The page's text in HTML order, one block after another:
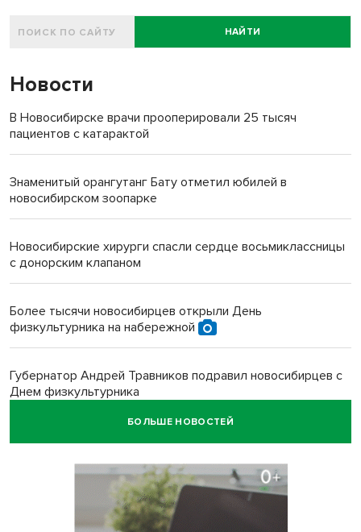
НАЙТИ
Новости
В Новосибирске врачи прооперировали 25 тысяч
пациентов с катарактой
Знаменитый орангутанг Бату отметил юбилей в
новосибирском зоопарке
Новосибирские хирурги спасли сердце восьмиклассницы
с донорским клапаном
Более тысячи новосибирцев открыли День
физкультурника на набережной
Губернатор Андрей Травников подравил новосибирцев с
Днем физкультурника
БОЛЬШЕ НОВОСТЕЙ